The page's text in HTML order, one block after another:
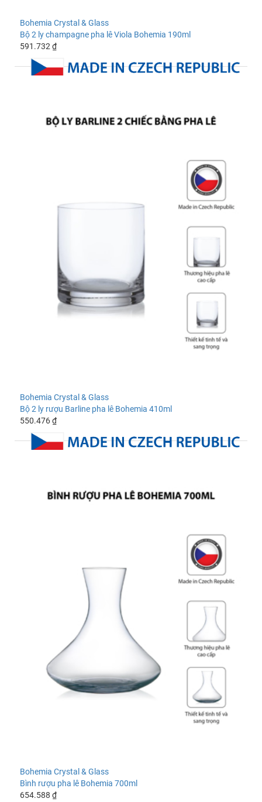
Bohemia Crystal & Glass
Bộ 2 ly champagne pha lê Viola Bohemia 190ml
591.732 ₫
Bohemia Crystal & Glass
Bộ 2 ly rượu Barline pha lê Bohemia 410ml
550.476 ₫
Bohemia Crystal & Glass
Bình rượu pha lê Bohemia 700ml
654.588 ₫